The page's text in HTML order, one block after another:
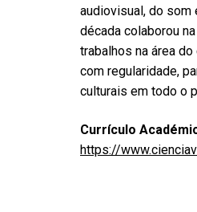
audiovisual, do som
década colaborou
trabalhos na área
com regularidade,
culturais em todo o
Currículo
https://